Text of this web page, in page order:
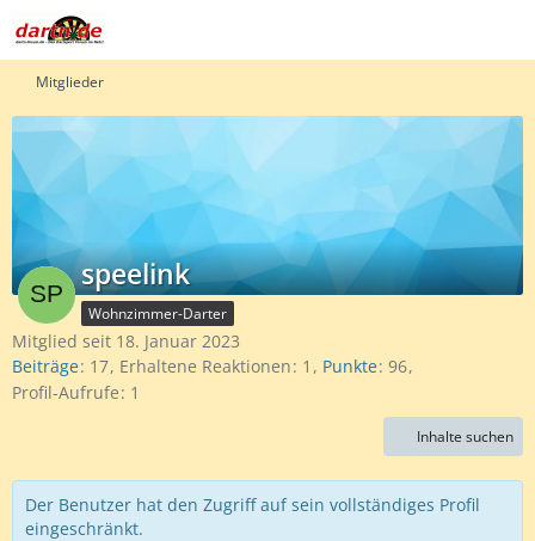
Mitglieder
speelink
Wohnzimmer-Darter
Mitglied seit 18. Januar 2023
Beiträge 17 Erhaltene Reaktionen 1 Punkte 96
Profil-Aufrufe 1
Inhalte suchen
Der Benutzer hat den Zugriff auf sein vollständiges Profil
eingeschränkt.